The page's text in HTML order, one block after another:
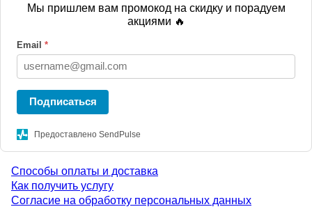
Мы пришлем вам промокод на скидку и порадуем
акциями 🔥
Email *
Подписаться
Предоставлено SendPulse
Menu
footer
Способы оплаты и доставка
Как получить услугу
Согласие на обработку персональных данных